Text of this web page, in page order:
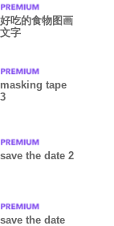
好吃的食物图画
文字
masking tape
3
save the date 2
save the date